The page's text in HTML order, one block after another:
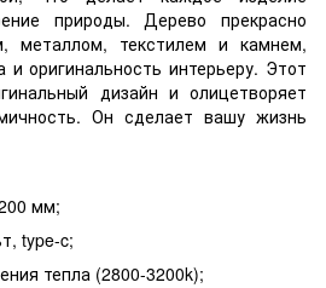
природы. Дерево прекрасно
металлом, текстилем и камнем,
и оригинальность интерьеру. Этот
дизайн и олицетворяет
Он сделает вашу жизнь
мм;
type-c;
тепла (2800-3200k);